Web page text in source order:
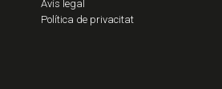
Avís legal
Política de privacitat